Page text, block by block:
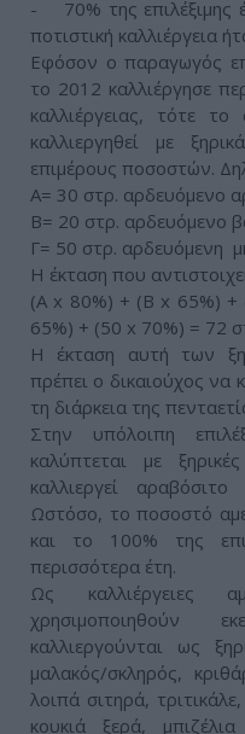
- 70% της επιλέξιμης
ποτιστική καλλιέργεια
Εφόσον ο παραγωγός
το 2012 καλλιέργησε
καλλιέργειας, τότε
καλλιεργηθεί με
επιμέρους ποσοστών.
Α= 30 στρ. αρδευόμενο
Β= 20 στρ. αρδευόμενο
Γ= 50 στρ. αρδευόμενη
Η έκταση που
(Α x 80%) + (B x 65%)
65%) + (50 x 70%) = 72
Η έκταση αυτή των
πρέπει ο δικαιούχος να
τη διάρκεια της
Στην υπόλοιπη
καλύπτεται με
καλλιεργεί
Ωστόσο, το ποσοστό
και το 100% της
περισσότερα έτη.
Ως καλλιέργειες
χρησιμοποιηθούν
καλλιεργούνται ως
μαλακός/σκληρός,
λοιπά σιτηρά,
κουκιά ξερά,